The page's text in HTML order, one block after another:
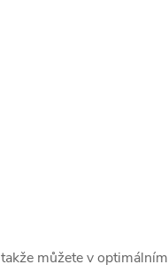
můžete v optimálním